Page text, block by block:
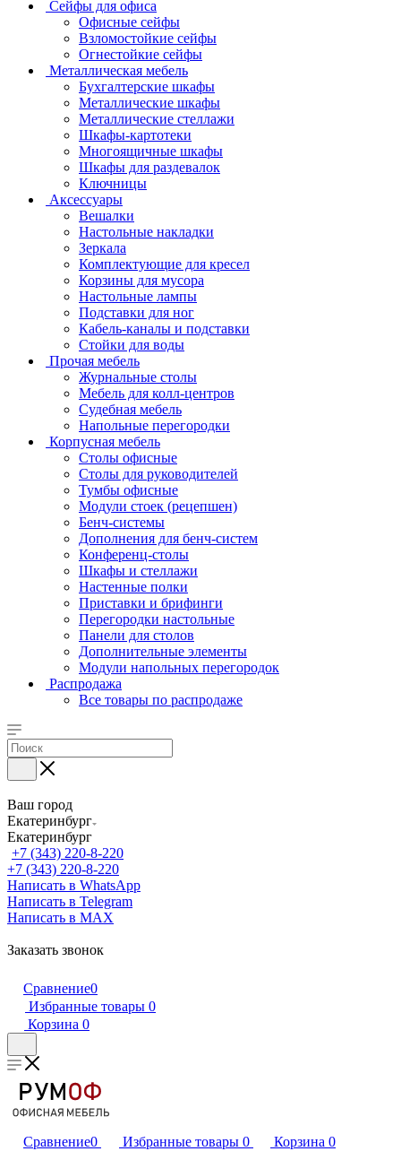
Сейфы для офиса
Офисные сейфы
Взломостойкие сейфы
Огнестойкие сейфы
Металлическая мебель
Бухгалтерские шкафы
Металлические шкафы
Металлические стеллажи
Шкафы-картотеки
Многоящичные шкафы
Шкафы для раздевалок
Ключницы
Аксессуары
Вешалки
Настольные накладки
Зеркала
Комплектующие для кресел
Корзины для мусора
Настольные лампы
Подставки для ног
Кабель-каналы и подставки
Стойки для воды
Прочая мебель
Журнальные столы
Мебель для колл-центров
Судебная мебель
Напольные перегородки
Корпусная мебель
Столы офисные
Столы для руководителей
Тумбы офисные
Модули стоек (рецепшен)
Бенч-системы
Дополнения для бенч-систем
Конференц-столы
Шкафы и стеллажи
Настенные полки
Приставки и брифинги
Перегородки настольные
Панели для столов
Дополнительные элементы
Модули напольных перегородок
Распродажа
Все товары по распродаже
Ваш город
Екатеринбург
Екатеринбург
+7 (343) 220-8-220
+7 (343) 220-8-220
Написать в WhatsApp
Написать в Telegram
Написать в MAX
Заказать звонок
Сравнение0
Избранные товары 0
Корзина 0
Сравнение0 Избранные товары 0 Корзина 0